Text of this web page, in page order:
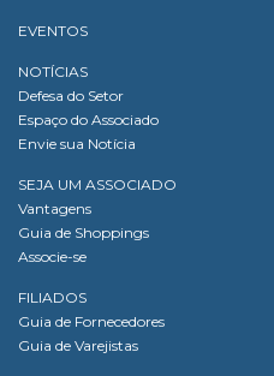
EVENTOS
NOTÍCIAS
Defesa do Setor
Espaço do Associado
Envie sua Notícia
SEJA UM ASSOCIADO
Vantagens
Guia de Shoppings
Associe-se
FILIADOS
Guia de Fornecedores
Guia de Varejistas